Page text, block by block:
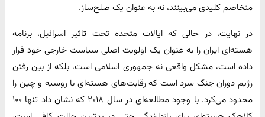
متخاصم کلیدی می‌بینند، نه به عنوان یک صلح‌ساز.
در نهایت، در حالی که ایالات متحده تحت تاثیر اسرائیل، برنامه
هسته‌ای ایران را به عنوان یک اولویت اصلی سیاست خارجی خود قرار
داده است، مشکل واقعی نه جمهوری اسلامی است، بلکه از بین رفتن
رژیم دوران جنگ سرد است که رقابت‌های هسته‌ای با روسیه و چین را
محدود می‌کرد. با وجود مطالعه‌ای در سال ۲۰۱۸ که نشان داد تنها ۱۰۰